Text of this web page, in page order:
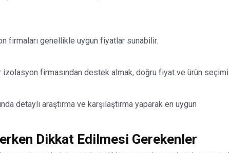
firmaları genellikle uygun fiyatlar sunabilir.
izolasyon firmasından destek almak, doğru fiyat ve ürün seçimi
detaylı araştırma ve karşılaştırma yaparak en uygun
Dikkat Edilmesi Gerekenler